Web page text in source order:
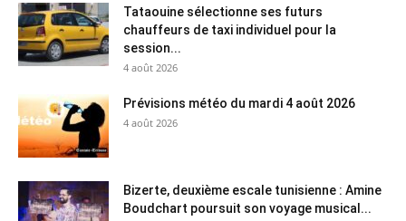
Tataouine sélectionne ses futurs
chauffeurs de taxi individuel pour la
session...
4 août 2026
Prévisions météo du mardi 4 août 2026
4 août 2026
Bizerte, deuxième escale tunisienne : Amine
Boudchart poursuit son voyage musical...